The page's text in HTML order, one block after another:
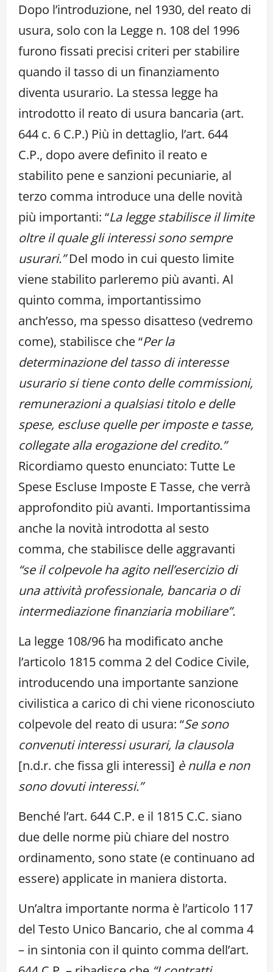
Dopo l’introduzione, nel 1930, del reato di
usura, solo con la Legge n. 108 del 1996
furono fissati precisi criteri per stabilire
quando il tasso di un finanziamento
diventa usurario. La stessa legge ha
introdotto il reato di usura bancaria (art.
644 c. 6 C.P.) Più in dettaglio, l’art. 644
C.P., dopo avere definito il reato e
stabilito pene e sanzioni pecuniarie, al
terzo comma introduce una delle novità
più importanti: “La legge stabilisce il limite
oltre il quale gli interessi sono sempre
usurari.”Del modo in cui questo limite
viene stabilito parleremo più avanti. Al
quinto comma, importantissimo
anch’esso, ma spesso disatteso (vedremo
come), stabilisce che “Per la
determinazione del tasso di interesse
usurario si tiene conto delle commissioni,
remunerazioni a qualsiasi titolo e delle
spese, escluse quelle per imposte e tasse,
collegate alla erogazione del credito.”
Ricordiamo questo enunciato: Tutte Le
Spese Escluse Imposte E Tasse, che verrà
approfondito più avanti. Importantissima
anche la novità introdotta al sesto
comma, che stabilisce delle aggravanti
“se il colpevole ha agito nell’esercizio di
una attività professionale, bancaria o di
intermediazione finanziaria mobiliare”.
La legge 108/96 ha modificato anche
l’articolo 1815 comma 2 del Codice Civile,
introducendo una importante sanzione
civilistica a carico di chi viene riconosciuto
colpevole del reato di usura: “Se sono
convenuti interessi usurari, la clausola
[n.d.r. che fissa gli interessi] è nulla e non
sono dovuti interessi.”
Benché l’art. 644 C.P. e il 1815 C.C. siano
due delle norme più chiare del nostro
ordinamento, sono state (e continuano ad
essere) applicate in maniera distorta.
Un’altra importante norma è l’articolo 117
del Testo Unico Bancario, che al comma 4
– in sintonia con il quinto comma dell’art.